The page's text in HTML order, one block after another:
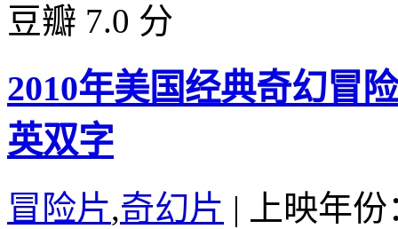
豆瓣 7.0 分
2010年美国经典奇幻冒
英双字
冒险片,奇幻片 |
上映年